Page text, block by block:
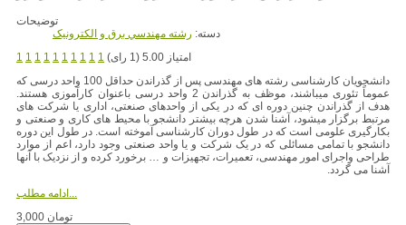
توضیحات
دسته: رشته مهندسي برق و الکترونيک
1 1 1 1 1 1 1 1 1 1
امتیاز 5.00 (1 رای)
دانشجویان کارشناسی رشته های مهندسی پس از گذراندن حداقل 100 واحد درسی که
عموماً تئوری میباشند، موظف به گذراندن 2 واحد درسی باعنوان کارآموزی هستند.
هدف از گذراندن چنین دوره ای که در یکی از واحدهای صنعتی، اداری یا شرکت های
مرتبط برگزار میشود، آشنا شدن هرچه بیشتر دانشجو با محیط های کاری و صنعتی و
بکارگیری علومی است که در طول دوران کارشناسی آموخته است. در طول این دوره
دانشجو با تمامی مسائلی که در یک شرکت و یا واحد صنعتی وجود دارد، اعم از موارد
طراحی واجرای امور مهندسی، تعمیرات، تجهیزات و … برخورد کرده و از نزدیک با آنها
آشنا می گردد.
ادامه مطلب...
3,000 تومان